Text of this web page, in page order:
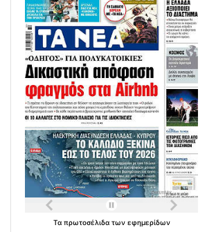
Τα πρωτοσέλιδα των εφημερίδων